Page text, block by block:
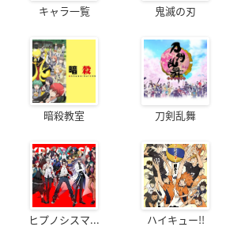
キャラ一覧 鬼滅の刃
暗殺教室 刀剣乱舞
ヒプノシスマ... ハイキュー!!